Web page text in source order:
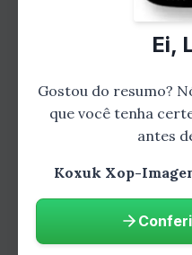
mestre Yoda e o
As Aventuras
Koxuk e seus amigos
precisam lutar
escapar de
quebra-cabeças
Ei,
Gostou do resumo?
que você tenha
antes
Koxuk Xop-